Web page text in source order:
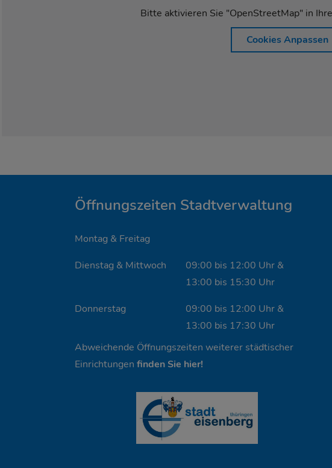
Bitte aktivieren Sie "OpenStreetMap" in
Cookies Anpassen
Öffnungszeiten Stadtverwaltung
Montag & Freitag
Dienstag & Mittwoch
09:00 bis 12:00 Uhr &
13:00 bis 15:30 Uhr
Donnerstag
09:00 bis 12:00 Uhr &
13:00 bis 17:30 Uhr
Abweichende Öffnungszeiten weiterer städtischer
Einrichtungenfinden Sie hier!